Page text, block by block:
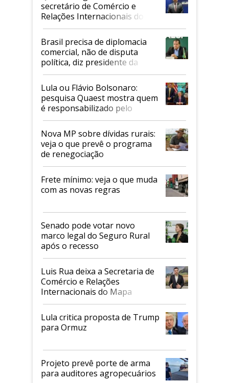
secretário de Comércio e
Relações Internacionais do
Mapa
Brasil precisa de diplomacia
comercial, não de disputa
política, diz presidente da
Faesp
Lula ou Flávio Bolsonaro:
pesquisa Quaest mostra quem
é responsabilizado pelo
tarifaço dos EUA
Nova MP sobre dívidas rurais:
veja o que prevê o programa
de renegociação
Frete mínimo: veja o que muda
com as novas regras
Senado pode votar novo
marco legal do Seguro Rural
após o recesso
Luis Rua deixa a Secretaria de
Comércio e Relações
Internacionais do Mapa
Lula critica proposta de Trump
para Ormuz
Projeto prevê porte de arma
para auditores agropecuários